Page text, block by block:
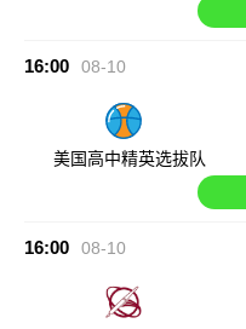
16:00 08-10
美国高中精英选拔队
16:00 08-10